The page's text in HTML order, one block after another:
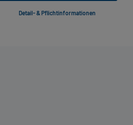
Detail- & Pflichtinformationen